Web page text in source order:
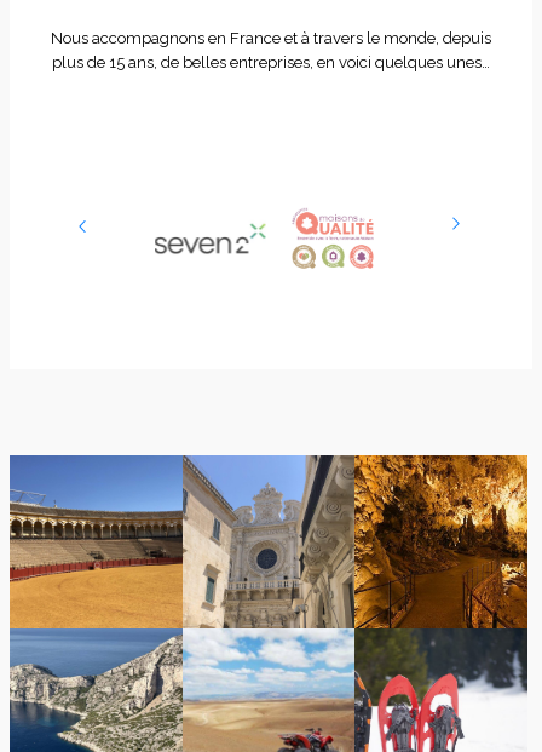
Nous accompagnons en France et à travers le monde, depuis
plus de 15 ans, de belles entreprises, en voici quelques unes…